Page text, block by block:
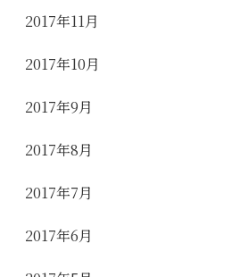
2017年11月
2017年10月
2017年9月
2017年8月
2017年7月
2017年6月